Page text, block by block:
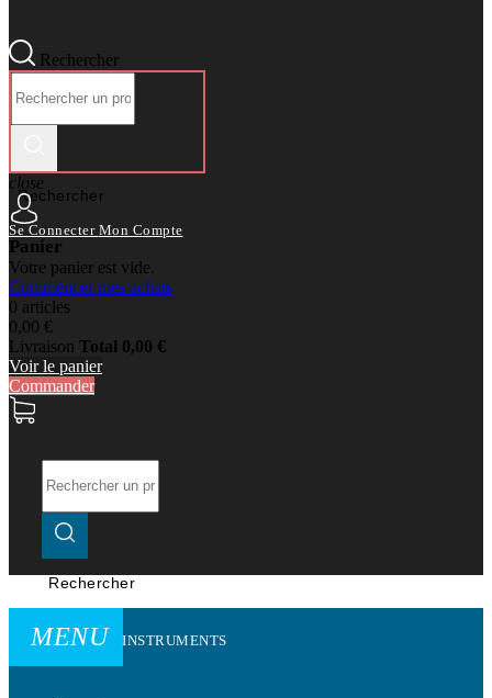
Rechercher
Rechercher
close
Se Connecter Mon Compte
Panier
Votre panier est vide.
Commencer mes achats
0 articles
0,00 €
Livraison Total 0,00 €
Voir le panier
Commander
Rechercher
MENU INSTRUMENTS